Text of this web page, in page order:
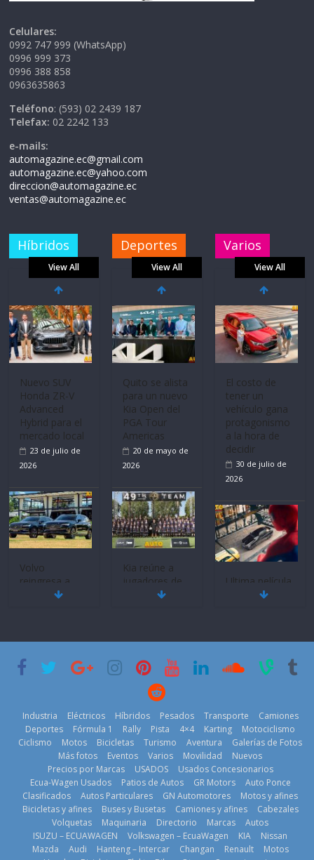
Celulares:
0992 747 999 (WhatsApp)
0996 999 373
0996 388 858
0963635863
Teléfono: (593) 02 2439 187
Telefax: 02 2242 133
e-mails:
automagazine.ec@gmail.com
automagazine.ec@yahoo.com
direccion@automagazine.ec
ventas@automagazine.ec
Híbridos
View All
Volvo
reingresa a
Ecuador de la
mano de
Inchcape y
lanza dos
PHEV
2026
Mercado
2026
4 de agosto de
BMW, Toyota,
Bosch y
prueban flota
que usa
Deportes
View All
La FEDAK
recibe 12
Sinotruk
Bolden para
cubrir las rutas
de La Vuelta
31 de julio de
Quito se alista
para un nuevo
2026
Kia reúne a
jugadores de
fútbol de todo
el mundo en
‘Kia OMBC
Cup’
6 de mayo de
Varios
View All
Ultima película
‘Spider‑Man:
Brand New
Day’ pone en
escena a
BMW
29 de julio de
2026
¿Qué puede
pasar con tu
3 de agosto de
La FEDAK
recibe 12
Sinotruk
Bolden para
cubrir las rutas
de La Vuelta
Industria Eléctricos Híbridos Pesados Transporte
Camiones
Deportes
Fórmula 1 Rally Pista 4×4 Karting
Motociclismo
Ciclismo
Motos Bicicletas Turismo Aventura
Galerías de Fotos
Más fotos
Eventos Varios Movilidad
Nuevos
Precios por Marcas
USADOS
Usados Concesionarios
Ecua-Wagen Usados
Patios de Autos GR Motors
Auto Ponce
Clasificados
Autos Particulares GN Automotores
Motos y afines
Bicicletas y afines
Buses y Busetas Camiones y afines
Cabezales
Volquetas
Maquinaria Directorio Marcas
Autos
ISUZU – ECUAWAGEN
Volkswagen – EcuaWagen KIA
Nissan
Mazda
Audi Hanteng – Intercar Changan Renault
Motos